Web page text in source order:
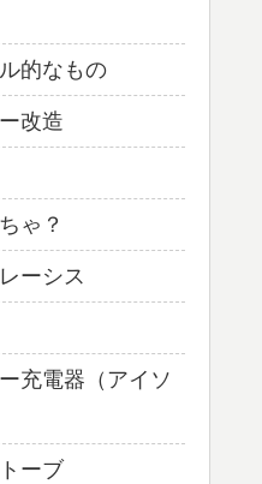
的なもの
改造
ゃ？
ーシス
充電器（アイソ
ーブ